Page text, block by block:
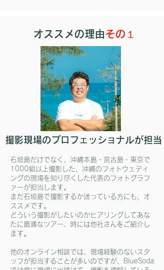
​オススメの理由その１
​撮影現場のプロフェッショナルが担当
​石垣島だけでなく、沖縄本島・宮古島・東京で
1000組以上撮影した、沖縄のフォトウェディ
ングの現場を知り尽くした代表のフォトグラフ
ァーが担当します。​
まだ石垣島で撮影するか迷っている方にも、オ
ススメです。
​どういう撮影がしたいのかヒアリングしてあな
たに最適なツアー、時には他社さんをご紹介し
ます。
​他のオンライン相談では、現場経験のないスタ
ッフが担当することが多いのですが、BlueSoda